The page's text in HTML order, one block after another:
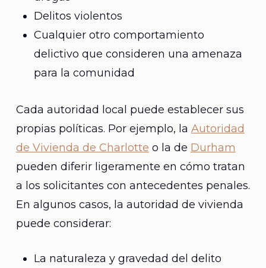
Delitos violentos
Cualquier otro comportamiento
delictivo que consideren una amenaza
para la comunidad
Cada autoridad local puede establecer sus
propias políticas. Por ejemplo, la Autoridad
de Vivienda de Charlotte o la de Durham
pueden diferir ligeramente en cómo tratan
a los solicitantes con antecedentes penales.
En algunos casos, la autoridad de vivienda
puede considerar:
La naturaleza y gravedad del delito